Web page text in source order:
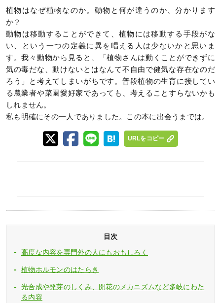
植物はなぜ植物なのか。動物と何が違うのか、分かります
か？
動物は移動することができて、植物には移動する手段がな
い、という一つの定義に異を唱える人は少ないかと思いま
す。我々動物から見ると、「植物さんは動くことができずに
気の毒だな、動けないとはなんて不自由で健気な存在なのだ
ろう」と考えてしまいがちです。普段植物の生育に接してい
る農業者や菜園愛好家であっても、考えることすらないかも
しれません。
私も明確にその一人でありました。この本に出会うまでは。
URLをコピー
目次
高度な内容を専門外の人にもおもしろく
植物ホルモンのはたらき
光合成や発芽のしくみ、開花のメカニズムなど多岐にわた
る内容